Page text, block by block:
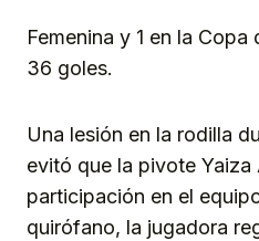
Femenina y 1 en la
36 goles.
Una lesión en la rodilla
evitó que la pivote Yaiza
participación en el
quirófano, la jugadora